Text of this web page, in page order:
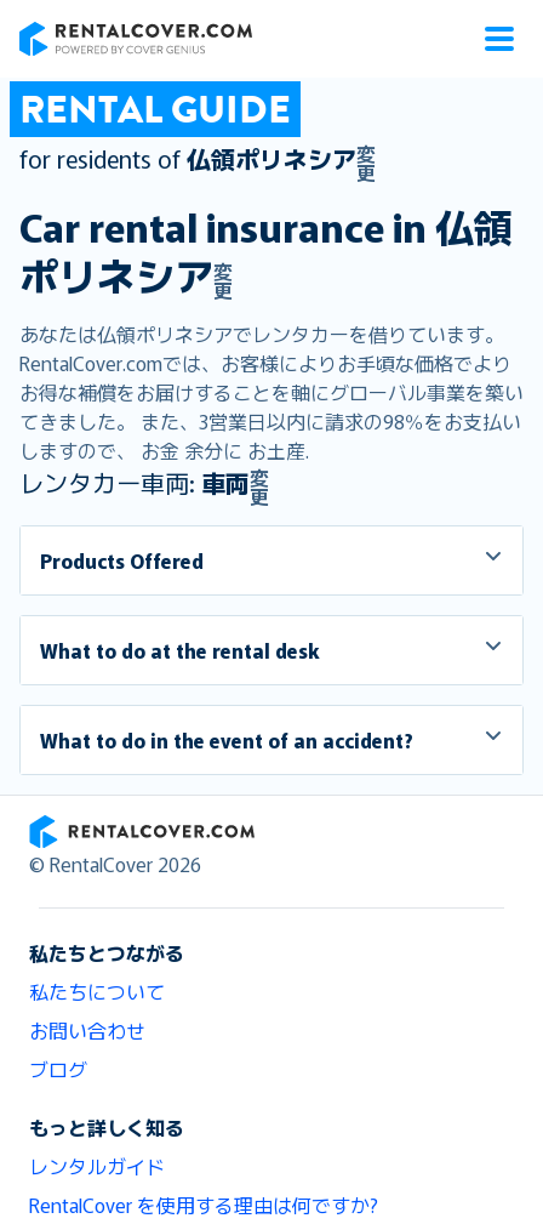
RENTAL GUIDE
for residents of仏領ポリネシア変
更
Car rental insurance in仏領
ポリネシア変
更
あなたは仏領ポリネシアでレンタカーを借りています。
RentalCover.comでは、お客様によりお手頃な価格でより
お得な補償をお届けすることを軸にグローバル事業を築い
てきました。 また、3営業日以内に請求の98％をお支払い
しますので、 お金 余分に お土産.
レンタカー車両: 車両変
更
Products Offered
What to do at the rental desk
What to do in the event of an accident?
RentalCover
© RentalCover 2026
私たちとつながる
私たちについて
お問い合わせ
ブログ
もっと詳しく知る
レンタルガイド
RentalCover を使用する理由は何ですか?